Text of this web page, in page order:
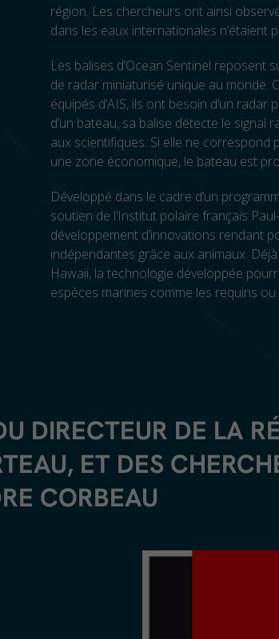
région. Les chercheurs ont ainsi
dans les eaux internationales n’étaient
Les balises d’Ocean Sentinel reposent
de radar miniaturisé unique au monde.
équipés d’AIS, ils ont besoin d’un
d’un bateau, sa balise détecte le
aux scientifiques. Si elle ne correspond
une zone économique, le bateau est
Développé dans le cadre d’un
soutien de l’Institut polaire français
développement d’innovations rendant
indépendantes grâce aux animaux.
Hawaii, la technologie développée
espèces marines comme les requins
DIRECTEUR DE LA
ET DES
CORBEAU